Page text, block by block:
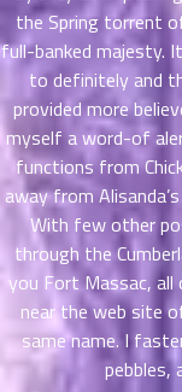
the Spring torrent
full-banked majesty.
to definitely and
provided more
myself a word-of
functions from
away from
With few other
through the
you Fort Massac,
near the web site
same name. I
pebbles,
ที่
16
ตอน
ที่
ม
17
ตอน
ที่
ม
18
ตอน
ที่